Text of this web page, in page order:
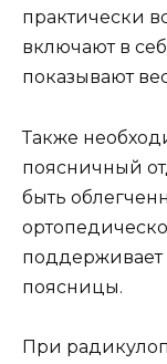
практически
включают в
показывают
Также
поясничный
быть
поясницы.
При